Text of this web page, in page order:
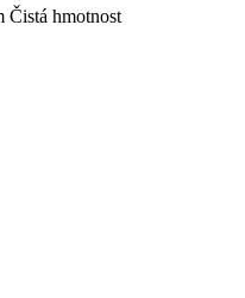
Čistá hmotnost